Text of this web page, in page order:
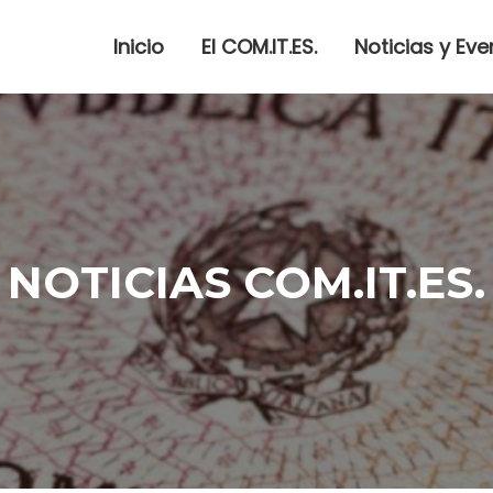
Inicio El COM.IT.ES. Noticias y
NOTICIAS COM.IT.ES.